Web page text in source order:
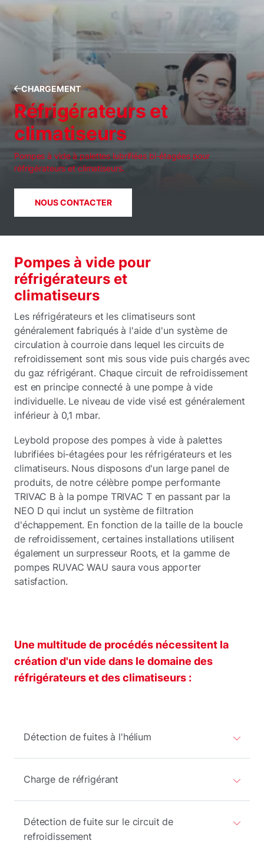
CHARGEMENT
Réfrigérateurs et
climatiseurs
Pompes à vide à palettes lubrifiées bi-étagées pour
réfrigérateurs et climatiseurs.
NOUS CONTACTER
Pompes à vide pour
réfrigérateurs et
climatiseurs
Les réfrigérateurs et les climatiseurs sont
généralement fabriqués à l'aide d'un système de
circulation à courroie dans lequel les circuits de
refroidissement sont mis sous vide puis chargés avec
du gaz réfrigérant. Chaque circuit de refroidissement
est en principe connecté à une pompe à vide
individuelle. Le niveau de vide visé est généralement
inférieur à 0,1 mbar.
Leybold propose des pompes à vide à palettes
lubrifiées bi-étagées pour les réfrigérateurs et les
climatiseurs. Nous disposons d'un large panel de
produits, de notre célèbre pompe performante
TRIVAC B à la pompe TRIVAC T en passant par la
NEO D qui inclut un système de filtration
d'échappement. En fonction de la taille de la boucle
de refroidissement, certaines installations utilisent
également un surpresseur Roots, et la gamme de
pompes RUVAC WAU saura vous apporter
satisfaction.
Une multitude de procédés nécessitent la
création d'un vide dans le domaine des
réfrigérateurs et des climatiseurs :
Détection de fuites à l'hélium
Charge de réfrigérant
Détection de fuite sur le circuit de
refroidissement